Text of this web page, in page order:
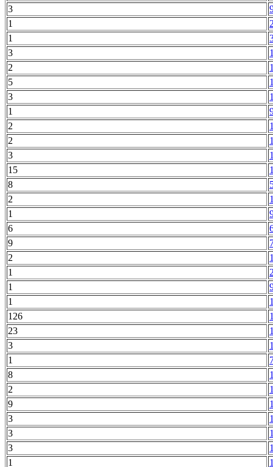
3
1
1
3
2
5
3
1
2
2
3
15
8
2
1
6
9
2
1
1
1
126
23
3
1
8
2
9
3
3
3
1